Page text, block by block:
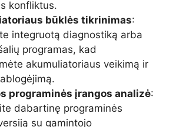
konfliktus.
būklės tikrinimas:
integruotą diagnostiką arba
programas, kad
akumuliatoriaus veikimą ir
programinės įrangos analizė:
dabartinę programinės
su gamintojo